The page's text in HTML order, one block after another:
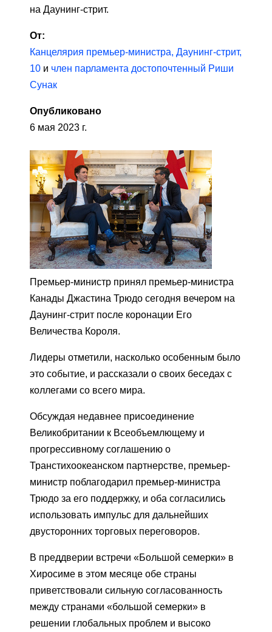
на Даунинг-стрит.
От:
Канцелярия премьер-министра, Даунинг-стрит,
10 и член парламента достопочтенный Риши
Сунак
Опубликовано
6 мая 2023 г.
Премьер-министр принял премьер-министра
Канады Джастина Трюдо сегодня вечером на
Даунинг-стрит после коронации Его
Величества Короля.
Лидеры отметили, насколько особенным было
это событие, и рассказали о своих беседах с
коллегами со всего мира.
Обсуждая недавнее присоединение
Великобритании к Всеобъемлющему и
прогрессивному соглашению о
Транстихоокеанском партнерстве, премьер-
министр поблагодарил премьер-министра
Трюдо за его поддержку, и оба согласились
использовать импульс для дальнейших
двусторонних торговых переговоров.
В преддверии встречи «Большой семерки» в
Хиросиме в этом месяце обе страны
приветствовали сильную согласованность
между странами «большой семерки» в
решении глобальных проблем и высоко